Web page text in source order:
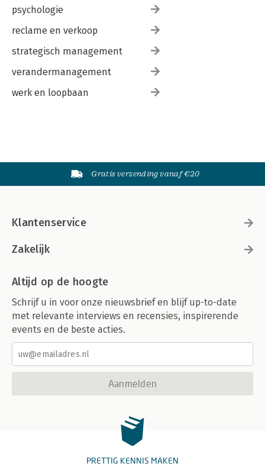
psychologie
reclame en verkoop
strategisch management
verandermanagement
werk en loopbaan
Gratis verzending vanaf €20
Klantenservice
Zakelijk
Altijd op de hoogte
Schrijf u in voor onze nieuwsbrief en blijf up-to-date
met relevante interviews en recensies, inspirerende
events en de beste acties.
Aanmelden
PRETTIG KENNIS MAKEN